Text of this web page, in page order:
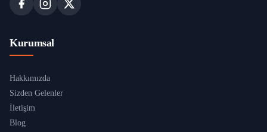
Kurumsal
Hakkımızda
Sizden Gelenler
İletişim
Blog